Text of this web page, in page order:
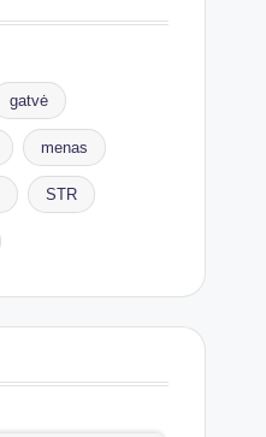
gatvė
menas
STR